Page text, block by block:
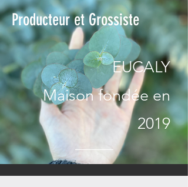
Producteur et Grossiste
EUCALY
Maison fondée en
2019